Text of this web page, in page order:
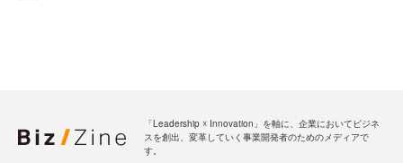
「Leadership ☓ Innovation」を軸に、企業においてビジネ
スを創出、変革していく事業開発者のためのメディアで
す。